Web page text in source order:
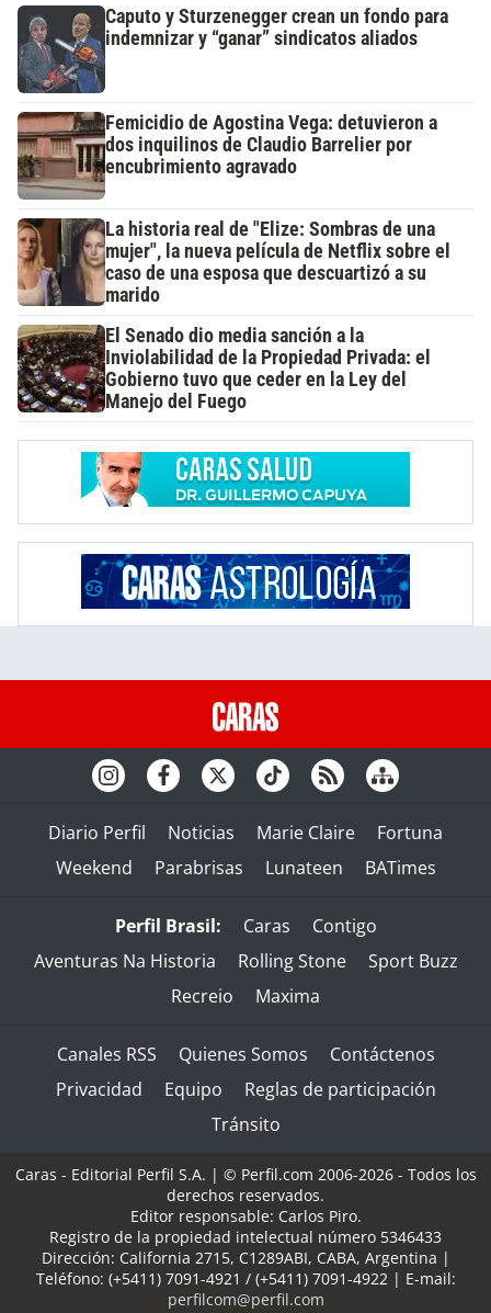
Caputo y Sturzenegger crean un fondo para
indemnizar y “ganar” sindicatos aliados
Femicidio de Agostina Vega: detuvieron a
dos inquilinos de Claudio Barrelier por
encubrimiento agravado
La historia real de "Elize: Sombras de una
mujer", la nueva película de Netflix sobre el
caso de una esposa que descuartizó a su
marido
El Senado dio media sanción a la
Inviolabilidad de la Propiedad Privada: el
Gobierno tuvo que ceder en la Ley del
Manejo del Fuego
Diario Perfil Noticias Marie Claire
Fortuna
Weekend
Parabrisas Lunateen BATimes
Perfil Brasil: Caras
Contigo
Aventuras Na Historia
Rolling Stone
Sport Buzz
Recreio
Maxima
Canales RSS Quienes Somos
Contáctenos
Privacidad
Equipo
Reglas de participación
Tránsito
Caras - Editorial Perfil S.A. | © Perfil.com 2006-2026 - Todos los
derechos reservados.
Editor responsable: Carlos Piro.
Registro de la propiedad intelectual número 5346433
Dirección: California 2715, C1289ABI, CABA, Argentina |
Teléfono: (+5411) 7091-4921 / (+5411) 7091-4922| E-mail:
perfilcom@perfil.com